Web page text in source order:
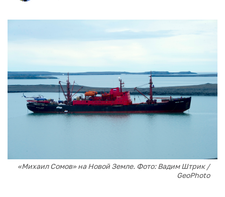
«Михаил Сомов» на Новой Земле. Фото: Вадим Штрик /
GeoPhoto